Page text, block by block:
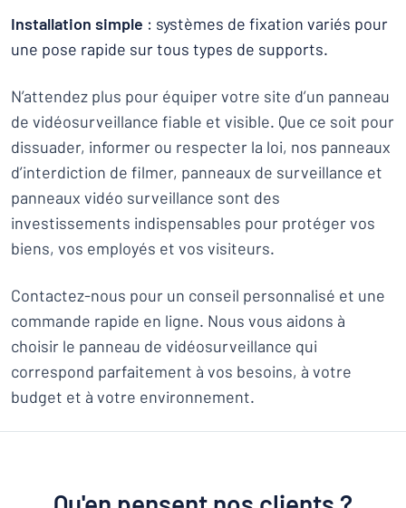
Installation simple : systèmes de fixation variés pour
une pose rapide sur tous types de supports.
N’attendez plus pour équiper votre site d’un panneau
de vidéosurveillance fiable et visible. Que ce soit pour
dissuader, informer ou respecter la loi, nos panneaux
d’interdiction de filmer, panneaux de surveillance et
panneaux vidéo surveillance sont des
investissements indispensables pour protéger vos
biens, vos employés et vos visiteurs.
Contactez-nous pour un conseil personnalisé et une
commande rapide en ligne. Nous vous aidons à
choisir le panneau de vidéosurveillance qui
correspond parfaitement à vos besoins, à votre
budget et à votre environnement.